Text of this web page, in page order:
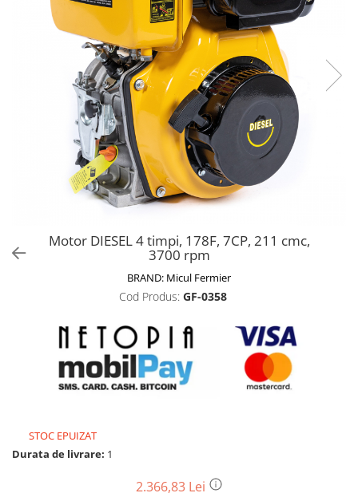
Piese de schimb vehicule electrice
Scutere electrice
Scutere pe benzina
Tricicluri cargo fara permis
Tricicluri persoane
Trotinete electrice
Biciclete, trotinete, triciclete
Biciclete electrice
Motoburghie si accesorii
Accesorii motoburghie
Drujbe pe benzina
Drujbe cu acumulator
Consumabile drujbe, fierastraie
Unelte electrice busteni
Mori cereale si batoze porumb
Batoze - mori desfacat porumb
Motor DIESEL 4 timpi, 178F, 7CP, 211 cmc,
3700 rpm
BRAND: Micul Fermier
Cod Produs: GF-0358
STOC EPUIZAT
Durata de livrare: 1
2.366,83 Lei